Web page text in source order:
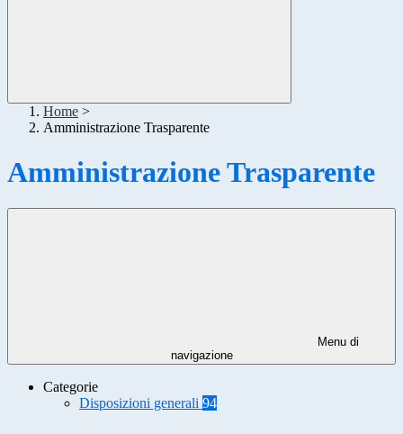
Home >
Amministrazione Trasparente
Amministrazione Trasparente
Menu di
navigazione
Categorie
Disposizioni generali 94